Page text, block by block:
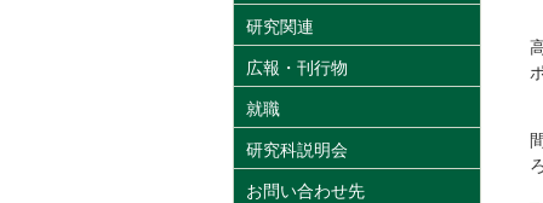
研究関連
広報・刊行物
就職
研究科説明会
お問い合わせ先